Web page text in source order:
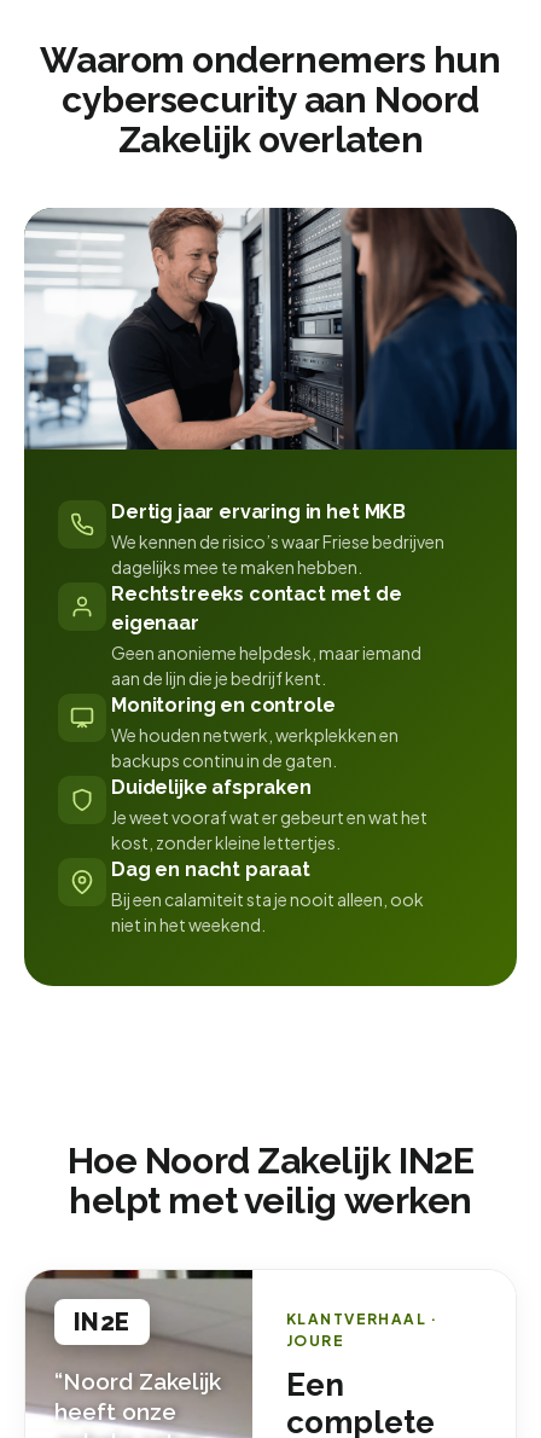
Waarom ondernemers hun
cybersecurity aan Noord
Zakelijk overlaten
Dertig jaar ervaring in het MKB
We kennen de risico’s waar Friese bedrijven
dagelijks mee te maken hebben.
Rechtstreeks contact met de
eigenaar
Geen anonieme helpdesk, maar iemand
aan de lijn die je bedrijf kent.
Monitoring en controle
We houden netwerk, werkplekken en
backups continu in de gaten.
Duidelijke afspraken
Je weet vooraf wat er gebeurt en wat het
kost, zonder kleine lettertjes.
Dag en nacht paraat
Bij een calamiteit sta je nooit alleen, ook
niet in het weekend.
Hoe Noord Zakelijk IN2E
helpt met veilig werken
IN2E
“Noord Zakelijk
heeft onze
KLANTVERHAAL ·
JOURE
Een
complete